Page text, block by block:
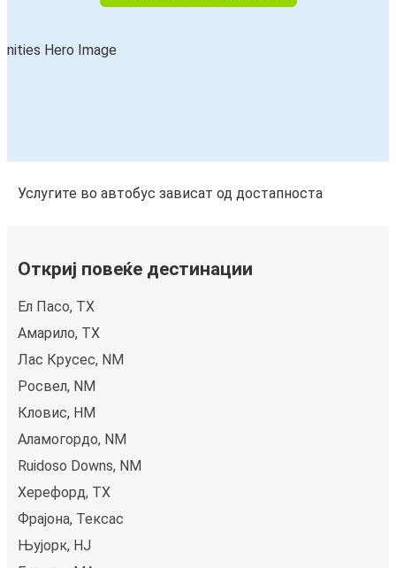
Услугите во автобус зависат од достапноста
Откриј повеќе дестинации
Ел Пасо, TX
Амарило, TX
Лас Крусес, NM
Росвел, NM
Кловис, НМ
Аламогордо, NM
Ruidoso Downs, NM
Херефорд, TX
Фрајона, Тексас
Њујорк, НЈ